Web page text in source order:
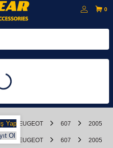
Yap
Ol
0
PEUGEOT 607 2005
PEUGEOT 607 2005